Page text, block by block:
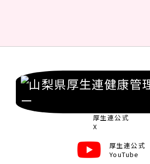
厚生連公式
X
厚生連公式
YouTube